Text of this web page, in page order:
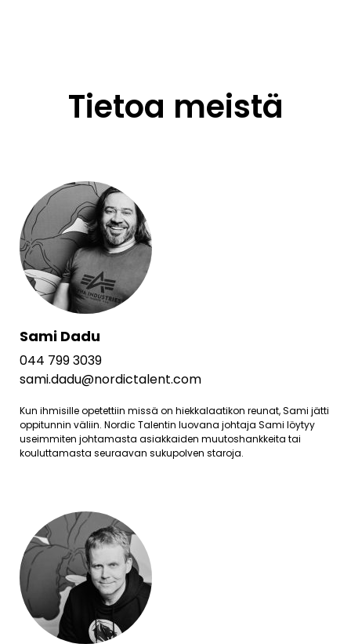
Tietoa meistä
Sami Dadu
044 799 3039
sami.dadu@nordictalent.com
Kun ihmisille opetettiin missä on hiekkalaatikon reunat, Sami jätti
oppitunnin väliin. Nordic Talentin luovana johtaja Sami löytyy
useimmiten johtamasta asiakkaiden muutoshankkeita tai
kouluttamasta seuraavan sukupolven staroja.